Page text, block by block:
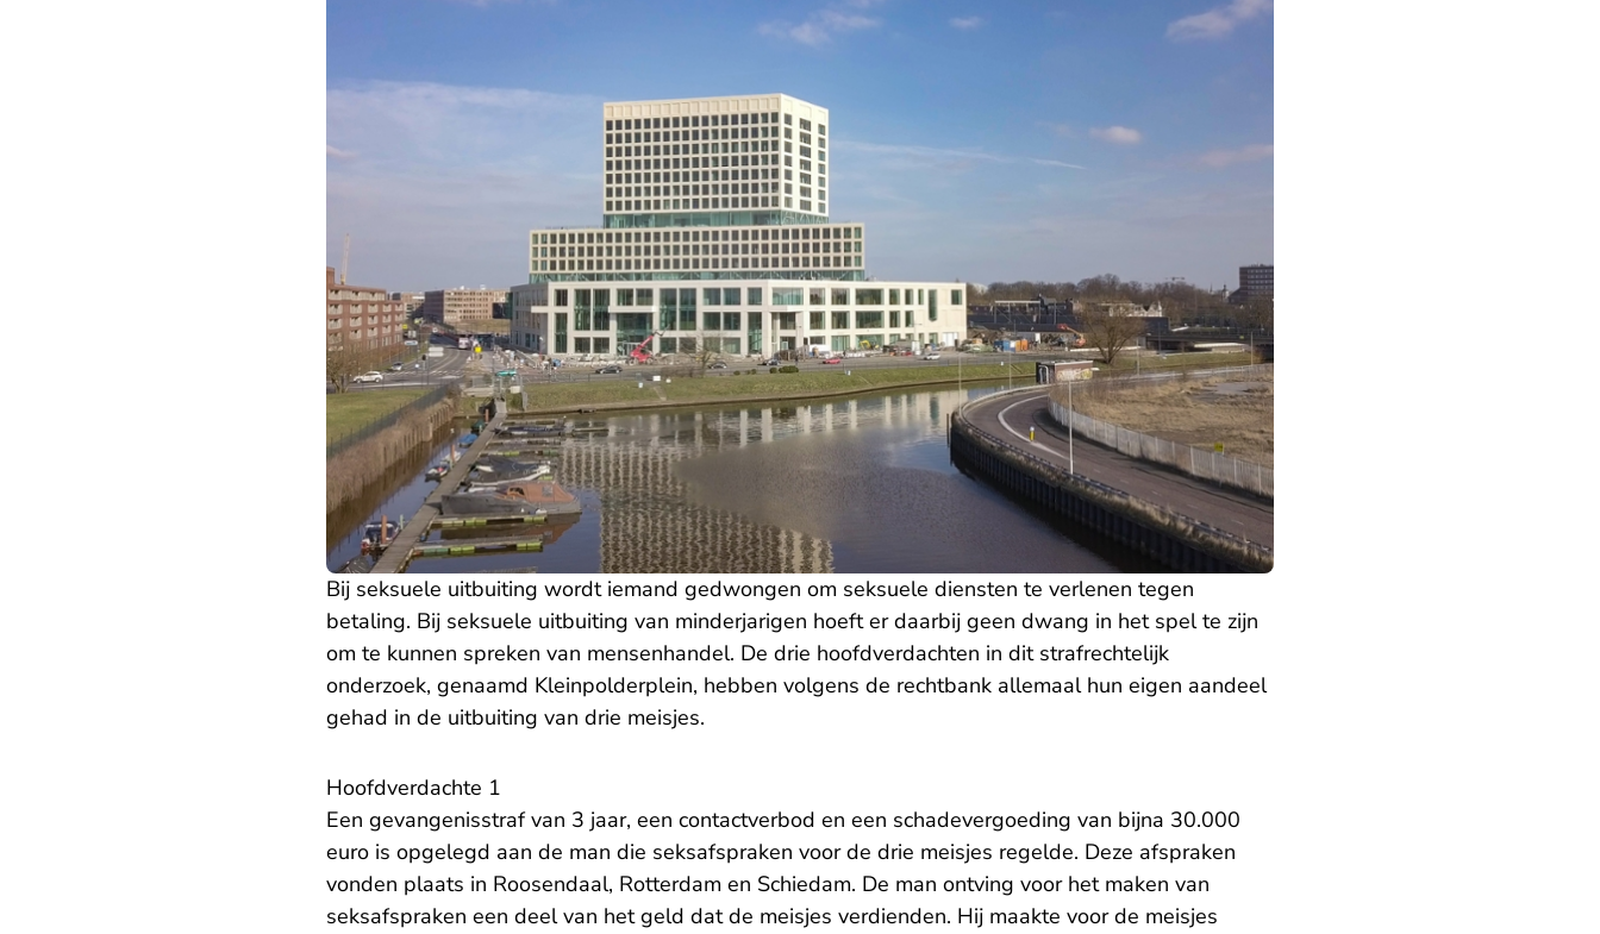
Bij seksuele uitbuiting wordt iemand gedwongen om seksuele diensten te verlenen tegen
betaling. Bij seksuele uitbuiting van minderjarigen hoeft er daarbij geen dwang in het spel te zijn
om te kunnen spreken van mensenhandel. De drie hoofdverdachten in dit strafrechtelijk
onderzoek, genaamd Kleinpolderplein, hebben volgens de rechtbank allemaal hun eigen aandeel
gehad in de uitbuiting van drie meisjes.
Hoofdverdachte 1
Een gevangenisstraf van 3 jaar, een contactverbod en een schadevergoeding van bijna 30.000
euro is opgelegd aan de man die seksafspraken voor de drie meisjes regelde. Deze afspraken
vonden plaats in Roosendaal, Rotterdam en Schiedam. De man ontving voor het maken van
seksafspraken een deel van het geld dat de meisjes verdienden. Hij maakte voor de meisjes